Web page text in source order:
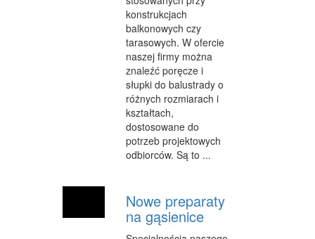
SALONY, KOMISY
PUBLIC RELATIONS
AGENCJE REKLAMOWE
MATERIAŁY REKLAMOWE
INNE AGENCJE
GIMNASTYKA
HOBBY
BRANŻE
konstrukcjach
balkonowych czy
tarasowych. W ofercie
naszej firmy można
znaleźć poręcze i
słupki do balustrady o
różnych rozmiarach i
kształtach,
dostosowane do
potrzeb projektowych
odbiorców. Są to ...
Nowe preparaty
na gąsienice